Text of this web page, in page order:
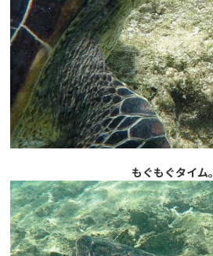
もぐもぐタイム。